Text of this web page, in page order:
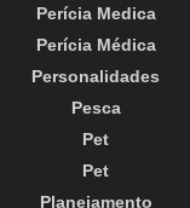
Perícia Medica
Perícia Médica
Personalidades
Pesca
Pet
Pet
Planejamento